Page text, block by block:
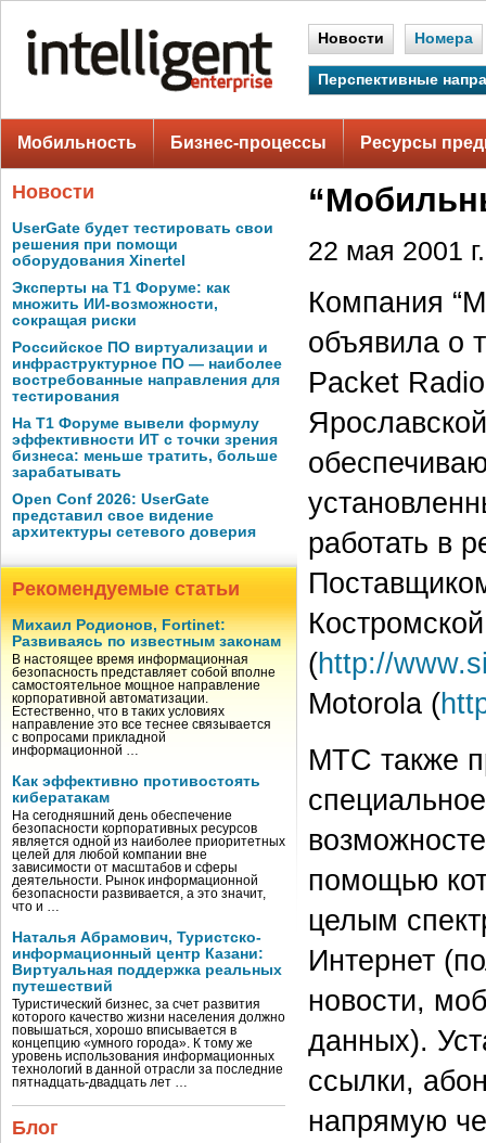
Новости Номера
Перспективные
Мобильность Бизнес-процессы Ресурсы
Новости
UserGate будет тестировать свои
решения при помощи
оборудования Xinertel
Эксперты на Т1 Форуме: как
множить ИИ-возможности,
сокращая риски
Российское ПО виртуализации и
инфраструктурное ПО — наиболее
востребованные направления для
тестирования
На Т1 Форуме вывели формулу
эффективности ИТ с точки зрения
бизнеса: меньше тратить, больше
зарабатывать
Open Conf 2026: UserGate
представил свое видение
архитектуры сетевого доверия
Рекомендуемые статьи
Михаил Родионов, Fortinet:
Развиваясь по известным законам
В настоящее время информационная
безопасность представляет собой вполне
самостоятельное мощное направление
корпоративной автоматизации.
Естественно, что в таких условиях
направление это все теснее связывается
с вопросами прикладной
информационной …
Как эффективно противостоять
кибератакам
На сегодняшний день обеспечение
безопасности корпоративных ресурсов
является одной из наиболее приоритетных
целей для любой компании вне
зависимости от масштабов и сферы
деятельности. Рынок информационной
безопасности развивается, а это значит,
что и …
Наталья Абрамович, Туристско-
информационный центр Казани:
Виртуальная поддержка реальных
путешествий
Туристический бизнес, за счет развития
которого качество жизни населения должно
повышаться, хорошо вписывается в
концепцию «умного города». К тому же
уровень использования информационных
технологий в данной отрасли за последние
пятнадцать-двадцать лет …
Блог
22 мая 2001 г.
Компания
объявила о
Packet
работать в
(http://
Motorola (
МТС также
помощью
целым
Интернет
новости,
данных).
ссылки,
напрямую